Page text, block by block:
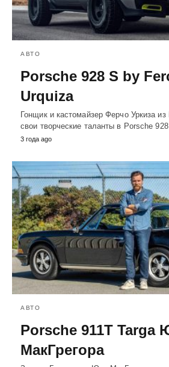
АВТО
Porsche 928 S by
Urquiza
Гонщик и кастомайзер Ферчо Уркиза
свои творческие таланты в Porsche
3 года ago
АВТО
Porsche 911T Targa
МакГрегора